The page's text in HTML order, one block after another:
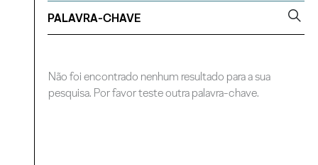
Não foi encontrado nenhum resultado para a sua
pesquisa. Por favor teste outra palavra-chave.